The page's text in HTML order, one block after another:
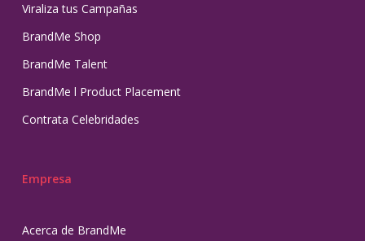
Viraliza tus Campañas
BrandMe Shop
BrandMe Talent
BrandMe l Product Placement
Contrata Celebridades
Empresa
Acerca de BrandMe